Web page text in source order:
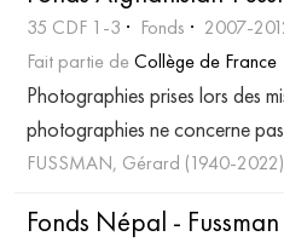
35 CDF 1-3 Fonds
2007-
Fait partie deCollège de France
Photographies prises lors des
photographies ne concerne
FUSSMAN, Gérard (1940-2022)
Fonds Népal - Fussman